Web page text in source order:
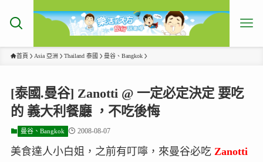
首頁 Asia 亞洲 Thailand 泰國 曼谷、Bangkok
[泰國.曼谷] Zanotti @ 一定必定決定 要吃
的 義大利餐廳 ，不吃後悔
曼谷、Bangkok 2008-08-07
美食達人小白姐，之前有叮嚀，來曼谷必吃 Zanotti